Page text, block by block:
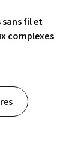
fil et
complexes